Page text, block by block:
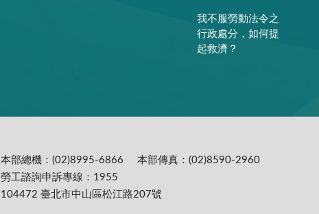
我不服勞動法令之
行政處分，如何提
起救濟？
本部總機：(02)8995-6866
本部傳真：(02)8590-2960
勞工諮詢申訴專線：1955
104472 臺北市中山區松江路207號